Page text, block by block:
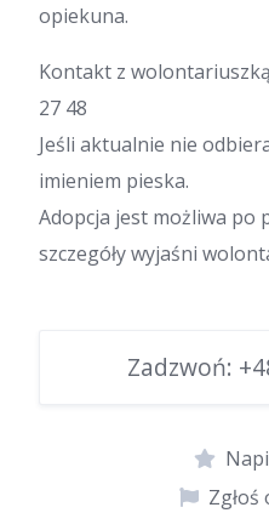
opiekuna.
Kontakt z
27 48
Jeśli aktualnie nie
imieniem pieska.
Adopcja jest możliwa po
szczegóły wyjaśni
Zadzwoń:
Zgłoś